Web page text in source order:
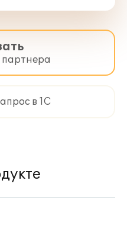
партнера
в 1С